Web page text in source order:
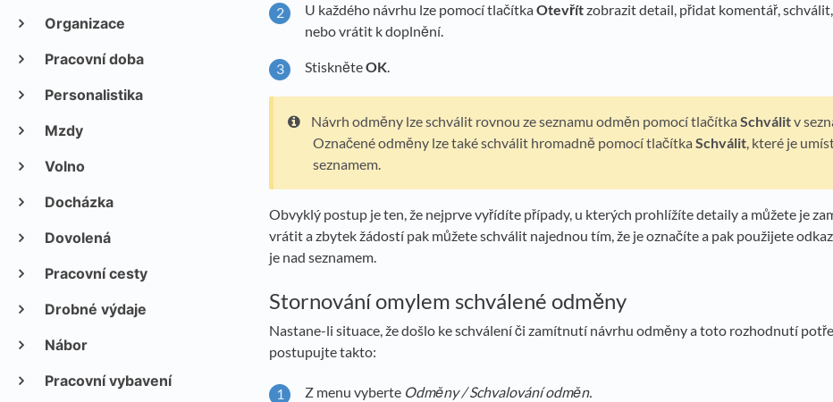
Organizace
Pracovní doba
Personalistika
Mzdy
Volno
Docházka
Dovolená
Pracovní cesty
Drobné výdaje
Nábor
Pracovní vybavení
U každého návrhu lze pomocí tlačítkaOtevřítzobrazit detail, přidat komentář,
nebo vrátit k doplnění.
StiskněteOK.
Návrh odměny lze schválit rovnou ze seznamu odměn pomocí tlačítka Schválitv
Označené odměny lze také schválit hromadně pomocí tlačítka Schválit , které je
seznamem.
Obvyklý postup je ten, že nejprve vyřídíte případy, u kterých prohlížíte detaily a můžete je
vrátit a zbytek žádostí pak můžete schválit najednou tím, že je označíte a pak použijete odkaz
je nad seznamem.
Stornování omylem schválené odměny
Nastane-li situace, že došlo ke schválení či zamítnutí návrhu odměny a toto rozhodnutí
postupujte takto:
Z menu vyberte Odměny / Schvalování odměn.